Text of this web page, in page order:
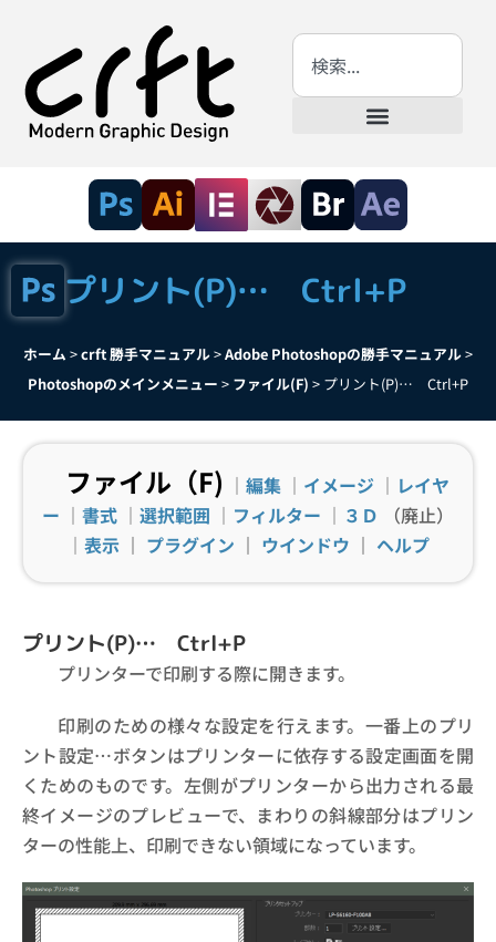
プリント(P)… Ctrl+P
ホーム >crft 勝手マニュアル>Adobe Photoshopの勝手マニュアル>
Photoshopのメインメニュー > ファイル(F) > プリント(P)… Ctrl+P
ファイル（F) ｜ 編集｜ イメージ｜ レイヤ
ー ｜ 書式 ｜ 選択範囲 ｜ フィルター ｜ ３Ｄ （廃止）
｜ 表示 ｜ プラグイン ｜ ウインドウ ｜ ヘルプ
プリント(P)… Ctrl+P
プリンターで印刷する際に開きます。
印刷のための様々な設定を行えます。一番上のプリ
ント設定…ボタンはプリンターに依存する設定画面を開
くためのものです。左側がプリンターから出力される最
終イメージのプレビューで、まわりの斜線部分はプリン
ターの性能上、印刷できない領域になっています。